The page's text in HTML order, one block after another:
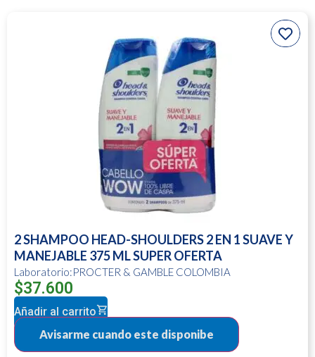
2 SHAMPOO HEAD-SHOULDERS 2 EN 1 SUAVE Y
MANEJABLE 375 ML SUPER OFERTA
Laboratorio:PROCTER & GAMBLE COLOMBIA
$37.600
Añadir al carrito